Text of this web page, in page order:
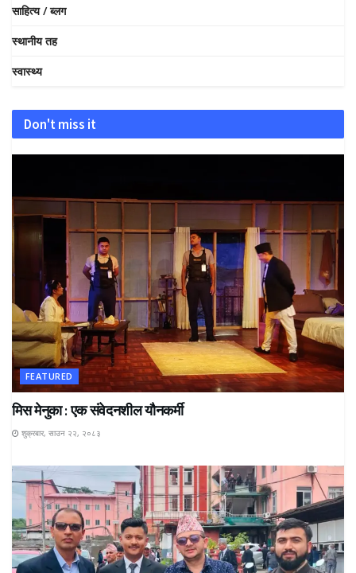
साहित्य / ब्लग
स्थानीय तह
स्वास्थ्य
Don't miss it
FEATURED
मिस मेनुका : एक संवेदनशील यौनकर्मी
शुक्रबार, साउन २२, २०८३